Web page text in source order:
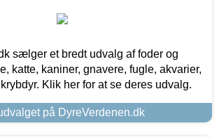
sælger et bredt udvalg af foder og
katte, kaniner, gnavere, fugle, akvarier,
Klik her for at se deres udvalg.
på DyreVerdenen.dk